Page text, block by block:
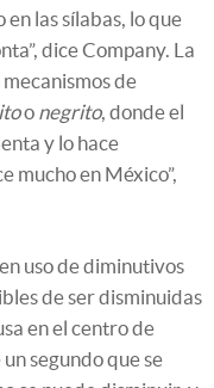
en las sílabas, lo que
dice Company. La
de
o negrito, donde el
y lo hace
mucho en México”,
uso de diminutivos
de ser disminuidas
en el centro de
un segundo que se